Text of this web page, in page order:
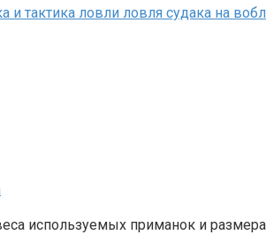
используемых приманок и